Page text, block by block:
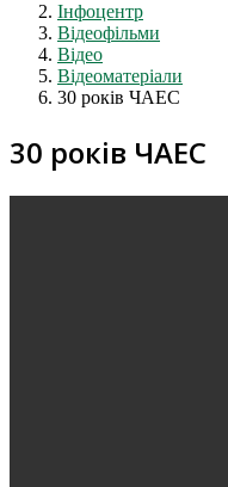
Інфоцентр
Відеофільми
Відео
Відеоматеріали
30 років ЧАЕС
30 років ЧАЕС